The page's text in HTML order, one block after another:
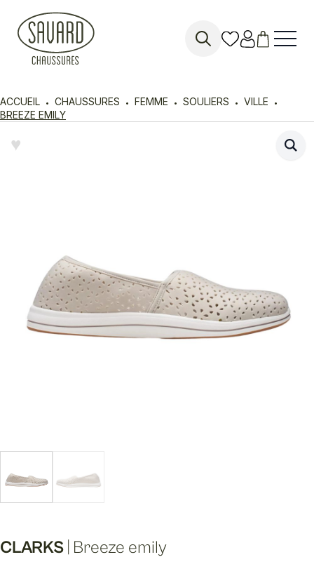
ACCUEIL CHAUSSURES FEMME SOULIERS
VILLE
BREEZE EMILY
♥︎
CLARKS Breeze emily